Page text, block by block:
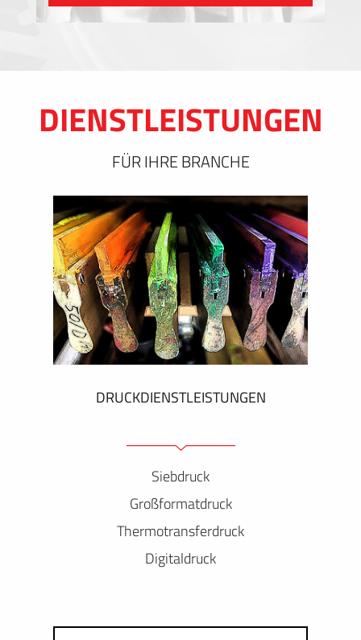
DIENSTLEISTUNGEN
FÜR IHRE BRANCHE
DRUCKDIENSTLEISTUNGEN
Siebdruck
Großformatdruck
Thermotransferdruck
Digitaldruck